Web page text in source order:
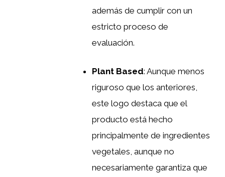
además de cumplir con un
estricto proceso de
evaluación.
Plant Based: Aunque menos
riguroso que los anteriores,
este logo destaca que el
producto está hecho
principalmente de ingredientes
vegetales, aunque no
necesariamente garantiza que